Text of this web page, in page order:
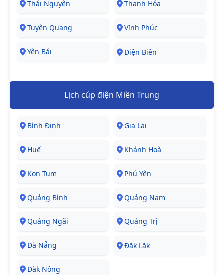
Thái Nguyên Thanh Hóa
Tuyên Quang Vĩnh Phúc
Yên Bái Điện Biên
Lịch cúp điện Miền Trung
Bình Định Gia Lai
Huế Khánh Hoà
Kon Tum Phú Yên
Quảng Bình Quảng Nam
Quảng Ngãi Quảng Trị
Đà Nẵng Đăk Lăk
Đăk Nông